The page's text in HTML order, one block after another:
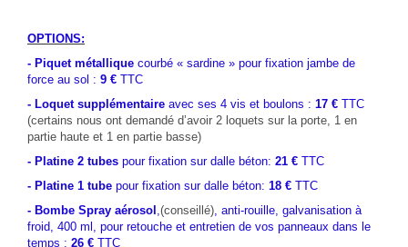
OPTIONS:
- Piquet métallique courbé « sardine » pour fixation jambe de
force au sol : 9 € TTC
- Loquet supplémentaire avec ses 4 vis et boulons : 17 € TTC
(certains nous ont demandé d’avoir 2 loquets sur la porte, 1 en
partie haute et 1 en partie basse)
- Platine 2 tubes pour fixation sur dalle béton: 21 € TTC
- Platine 1 tube pour fixation sur dalle béton: 18 € TTC
- Bombe Spray aérosol ,(conseillé), anti-rouille, galvanisation à
froid, 400 ml, pour retouche et entretien de vos panneaux dans le
temps : 26 € TTC